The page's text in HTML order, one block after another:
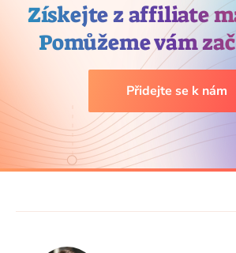
Získejte z affiliate
Pomůžeme vám
Přidejte se k nám